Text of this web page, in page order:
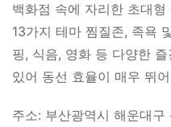
백화점 속에 자리한 초대
13가지 테마 찜질존, 족욕
핑, 식음, 영화 등 다양한
있어 동선 효율이 매우 뛰
주소: 부산광역시 해운대